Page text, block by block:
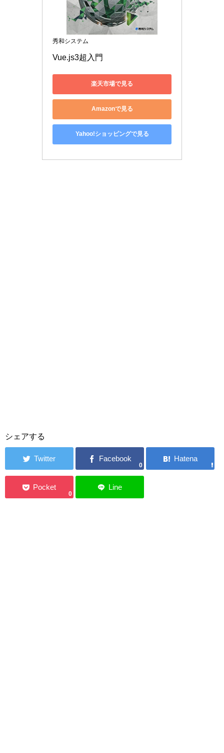
秀和システム
Vue.js3超入門
楽天市場で見る
Amazonで見る
Yahoo!ショッピングで見る
シェアする
0
0